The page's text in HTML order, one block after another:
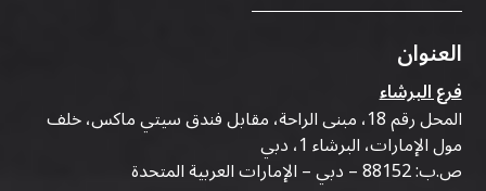
العنوان
فرع البرشاء
المحل رقم 18، مبنى الراحة، مقابل فندق سيتي ماكس، خلف
مول الإمارات، البرشاء 1، دبي
ص.ب: 88152 – دبي – الإمارات العربية المتحدة